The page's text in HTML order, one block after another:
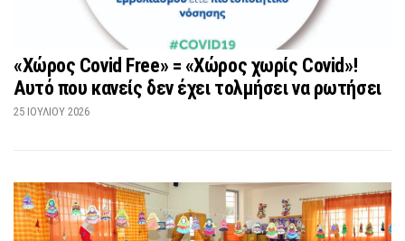
«Χώρος Covid Free» = «Χώρος χωρίς Covid»!
Αυτό που κανείς δεν έχει τολμήσει να ρωτήσει
25 ΙΟΥΛΊΟΥ 2026